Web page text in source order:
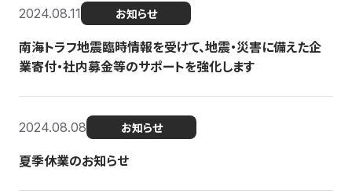
2024.08.11 お知らせ
南海トラフ地震臨時情報を受けて、地震・災害に備えた企
業寄付・社内募金等のサポートを強化します
2024.08.08 お知らせ
夏季休業のお知らせ